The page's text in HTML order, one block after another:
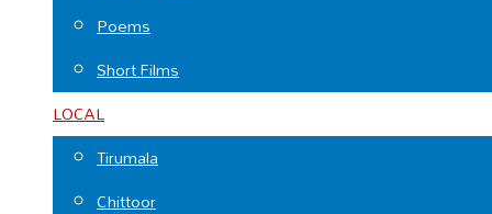
Poems
Short Films
LOCAL
Tirumala
Chittoor